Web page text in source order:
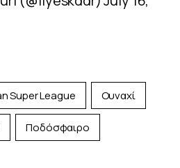
Super League Ουναχί
Ποδόσφαιρο